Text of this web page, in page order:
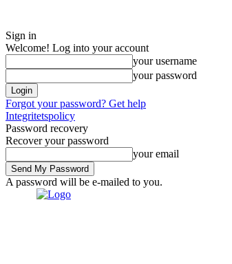
Sign in
Welcome! Log into your account
your username
your password
Forgot your password? Get help
Integritetspolicy
Password recovery
Recover your password
your email
A password will be e-mailed to you.